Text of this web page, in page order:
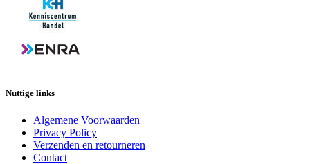
Nuttige links
Algemene Voorwaarden
Privacy Policy
Verzenden en retourneren
Contact